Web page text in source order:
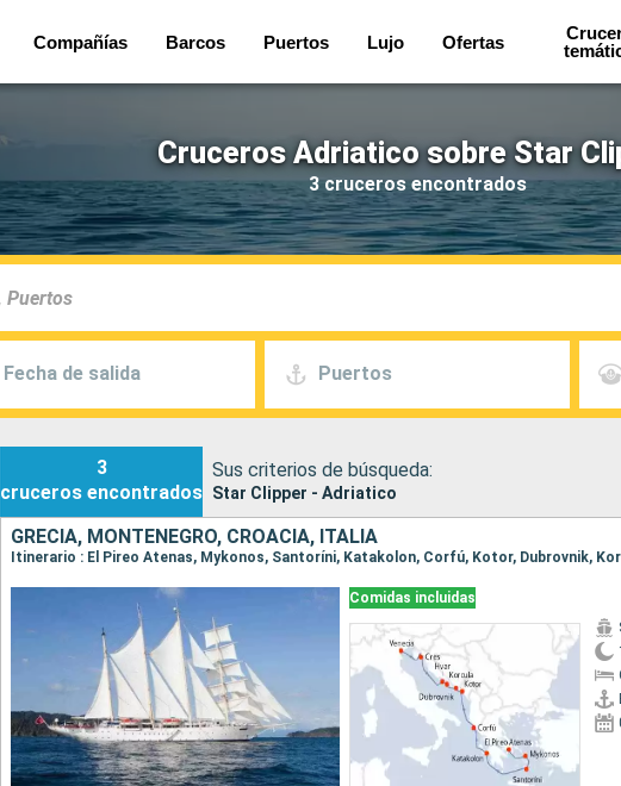
Compañías Barcos Puertos Lujo Ofertas
Cruceros Adriatico sobre Star
3 cruceros encontrados
Fecha de salida Puertos
3
cruceros encontrados
Sus criterios de búsqueda:
Star Clipper - Adriatico
GRECIA, MONTENEGRO, CROACIA, ITALIA
Comidas incluidas